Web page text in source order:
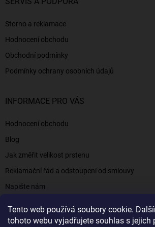
Tento web používá soubory cookie.
tohoto webu vyjadřujete souhlas s jejich
Storno a reklamace
Hodnocení obchodu
Obchodní podmínky
Podmínky ochrany osobních údajů
INFORMACE PRO VÁS
Hodnocení obchodu
Blog
Jak změřit velikost prstenu
Reklamační řád a odstoupení od smlouvy
Napište nám